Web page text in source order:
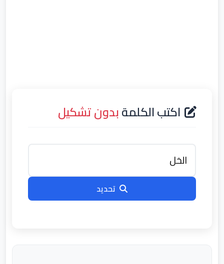
اكتب الكلمةبدون تشكيل
تحديد